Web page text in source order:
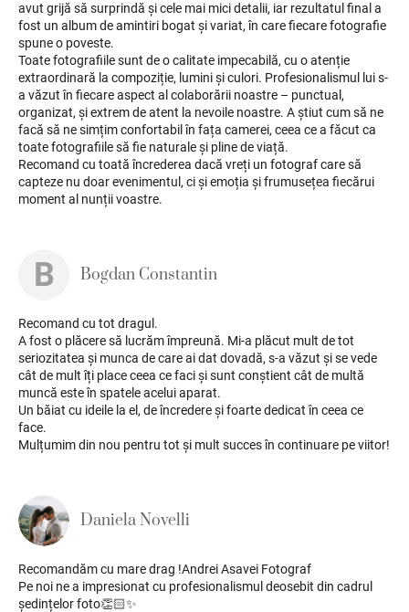
avut grijă să surprindă și cele mai mici detalii, iar rezultatul final a
fost un album de amintiri bogat și variat, în care fiecare fotografie
spune o poveste.
Toate fotografiile sunt de o calitate impecabilă, cu o atenție
extraordinară la compoziție, lumini și culori. Profesionalismul lui s-
a văzut în fiecare aspect al colaborării noastre – punctual,
organizat, și extrem de atent la nevoile noastre. A știut cum să ne
facă să ne simțim confortabil în fața camerei, ceea ce a făcut ca
toate fotografiile să fie naturale și pline de viață.
Recomand cu toată încrederea dacă vreți un fotograf care să
capteze nu doar evenimentul, ci și emoția și frumusețea fiecărui
moment al nunții voastre.
B Bogdan Constantin
Recomand cu tot dragul.
A fost o plăcere să lucrăm împreună. Mi-a plăcut mult de tot
seriozitatea și munca de care ai dat dovadă, s-a văzut și se vede
cât de mult îți place ceea ce faci și sunt conștient cât de multă
muncă este în spatele acelui aparat.
Un băiat cu ideile la el, de încredere și foarte dedicat în ceea ce
face.
Mulțumim din nou pentru tot și mult succes în continuare pe viitor!
Daniela Novelli
Recomandăm cu mare drag !Andrei Asavei Fotograf
Pe noi ne a impresionat cu profesionalismul deosebit din cadrul
ședințelor foto👏🏻✨